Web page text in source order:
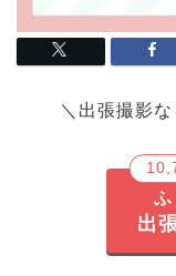
＼出張撮影な
ふ
出